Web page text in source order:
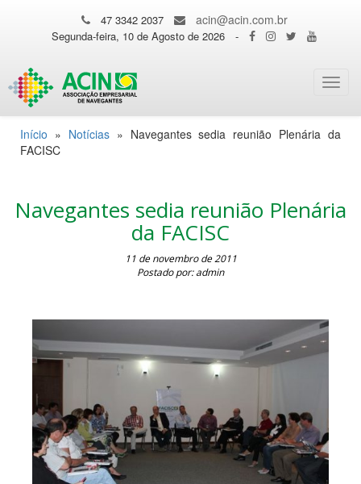
47 3342 2037 acin@acin.com.br
Segunda-feira, 10 de Agosto de 2026 -
Início » Notícias» Navegantes sedia reunião Plenária da
FACISC
Navegantes sedia reunião Plenária
da FACISC
11 de novembro de 2011
Postado por: admin